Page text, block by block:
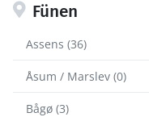
Fünen
Assens (36)
Åsum / Marslev (0)
Bågø (3)